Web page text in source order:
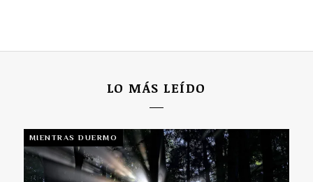
LO MÁS LEÍDO
MIENTRAS DUERMO